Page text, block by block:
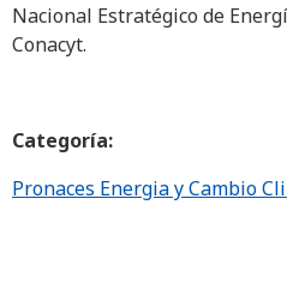
Nacional Estratégico de
Conacyt.
Categoría:
Pronaces Energia y Cambio